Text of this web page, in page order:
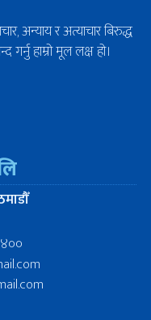
अन्याय र अत्याचार बिरुद्ध
गर्नु हाम्रो मूल लक्ष हो।